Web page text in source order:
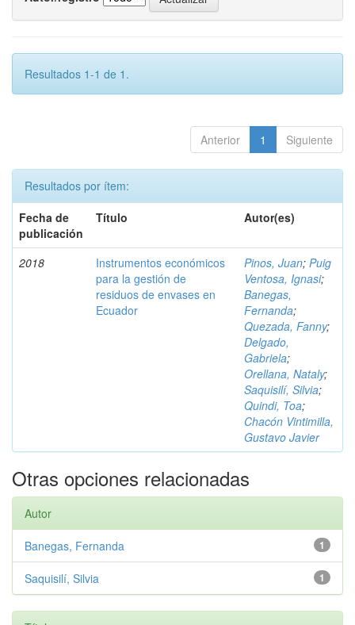
Resultados 1-1 de 1.
Anterior 1 Siguiente
Resultados por ítem:
Fecha de
publicación
Título Autor(es)
2018
Instrumentos económicos
para la gestión de
residuos de envases en
Ecuador
Pinos, Juan; Puig
Ventosa, Ignasi;
Banegas,
Fernanda;
Quezada, Fanny;
Delgado,
Gabriela;
Orellana, Nataly;
Saquisilí, Silvia;
Quindi, Toa;
Chacón Vintimilla,
Gustavo Javier
Otras opciones relacionadas
Autor
1
Banegas, Fernanda
1
Saquisilí, Silvia